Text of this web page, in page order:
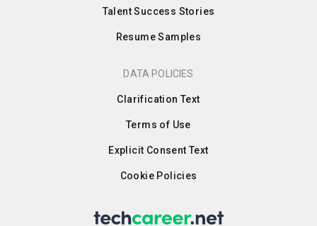
Talent Success Stories
Resume Samples
DATA POLICIES
Clarification Text
Terms of Use
Explicit Consent Text
Cookie Policies